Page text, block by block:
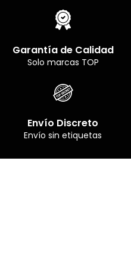
Garantía de Calidad
Solo marcas TOP
Envío Discreto
Envío sin etiquetas